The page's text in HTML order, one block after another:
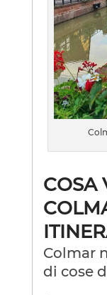
COSA
Colmar
di cose